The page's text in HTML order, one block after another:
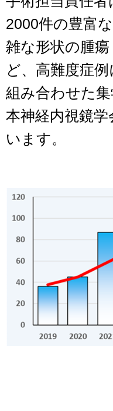
2000件の豊富
雑な形状の腫瘍
ど、高難度症
組み合わせた
本神経内視鏡
います。